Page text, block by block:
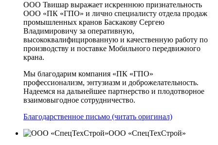
ООО Твишар выражает искреннюю признательность
ООО «ПК «ГПО» и лично специалисту отдела продаж
промышленных кранов Баскакову Сергею
Владимировичу за оперативную,
высококвалифицированную и качественную работу по
производству и поставке Мобильного передвижного
крана.
Мы благодарим компания «ПК «ГПО»
профессионализм, энтузиазм и доброжелательность.
Надеемся на дальнейшее партнерство и плодотворное
взаимовыгодное сотрудничество.
Благодарственное письмо (читать оригинал)
ООО «СпецТехСтрой»